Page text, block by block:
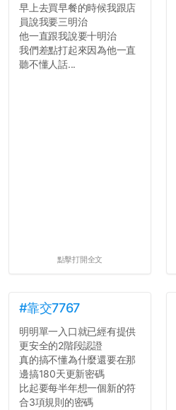
早上去買早餐的時候我跟店
員說我要三明治
他一直跟我說要十明治
我們差點打起來因為他一直
聽不懂人話...
點擊打開全文
#靠交7767
明明單一入口就已經有提供
更安全的2階段認證
真的搞不懂為什麼還要在那
邊搞180天更新密碼
比起要每半年想一個新的符
合3項規則的密碼